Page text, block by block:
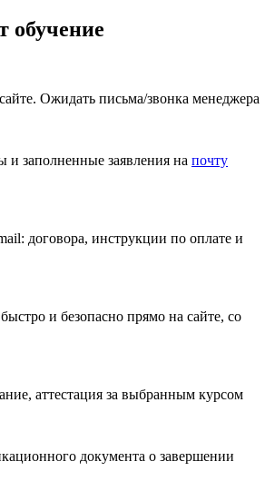
обучение
Ожидать письма/звонка менеджера
и заполненные заявления на почту
договора, инструкции по оплате и
и безопасно прямо на сайте, со
аттестация за выбранным курсом
документа о завершении